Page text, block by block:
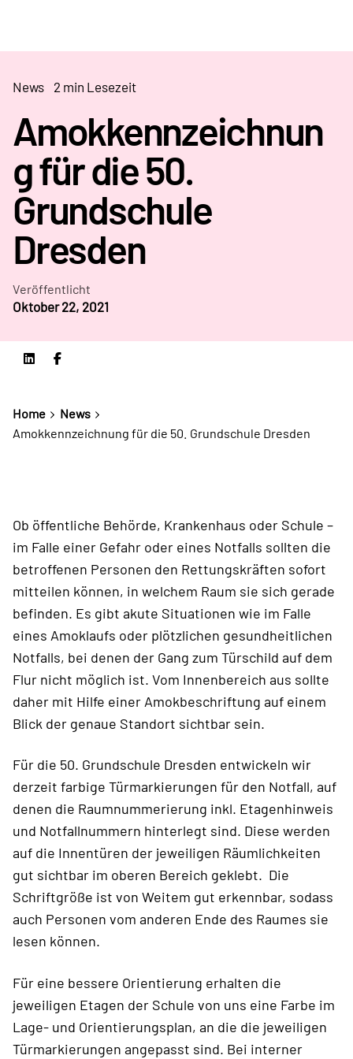
News 2 min Lesezeit
Amokkennzeichnun
g für die 50.
Grundschule
Dresden
Veröffentlicht
Oktober 22, 2021
Home
News
Amokkennzeichnung für die 50. Grundschule Dresden
Ob öffentliche Behörde, Krankenhaus oder Schule –
im Falle einer Gefahr oder eines Notfalls sollten die
betroffenen Personen den Rettungskräften sofort
mitteilen können, in welchem Raum sie sich gerade
befinden. Es gibt akute Situationen wie im Falle
eines Amoklaufs oder plötzlichen gesundheitlichen
Notfalls, bei denen der Gang zum Türschild auf dem
Flur nicht möglich ist. Vom Innenbereich aus sollte
daher mit Hilfe einer Amokbeschriftung auf einem
Blick der genaue Standort sichtbar sein.
Für die 50. Grundschule Dresden entwickeln wir
derzeit farbige Türmarkierungen für den Notfall, auf
denen die Raumnummerierung inkl. Etagenhinweis
und Notfallnummern hinterlegt sind. Diese werden
auf die Innentüren der jeweiligen Räumlichkeiten
gut sichtbar im oberen Bereich geklebt. Die
Schriftgröße ist von Weitem gut erkennbar, sodass
auch Personen vom anderen Ende des Raumes sie
lesen können.
Für eine bessere Orientierung erhalten die
jeweiligen Etagen der Schule von uns eine Farbe im
Lage- und Orientierungsplan, an die die jeweiligen
Türmarkierungen angepasst sind. Bei interner